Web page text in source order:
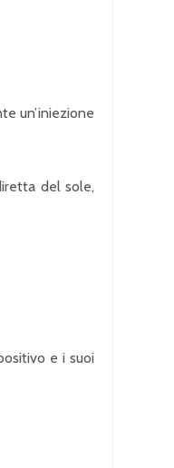
un’iniezione
del sole,
e i suoi